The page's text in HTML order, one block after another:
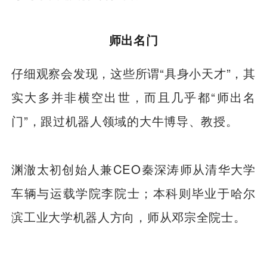
师出名门
仔细观察会发现，这些所谓“具身小天才”，其
实大多并非横空出世，而且几乎都“师出名
门”，跟过机器人领域的大牛博导、教授。
渊澈太初创始人兼CEO秦深涛师从清华大学
车辆与运载学院李院士；本科则毕业于哈尔
滨工业大学机器人方向，师从邓宗全院士。